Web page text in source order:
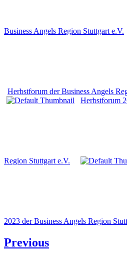
Business Angels Region Stuttgart e.V.
Herbstforum der Business Angels
Herbstforum
Region Stuttgart e.V.
2023 der Business Angels Region
Beitragsnavigation
Previous